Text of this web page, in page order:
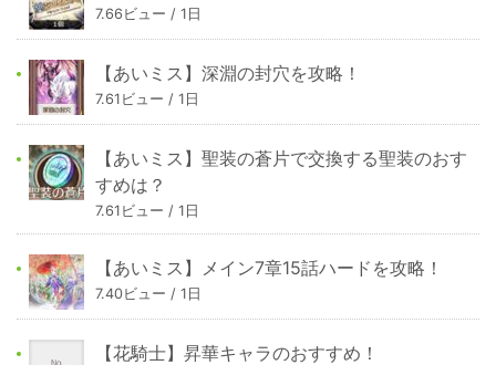
7.66ビュー / 1日
【あいミス】深淵の封穴を攻略！
7.61ビュー / 1日
【あいミス】聖装の蒼片で交換する聖装のおす
すめは？
7.61ビュー / 1日
【あいミス】メイン7章15話ハードを攻略！
7.40ビュー / 1日
【花騎士】昇華キャラのおすすめ！